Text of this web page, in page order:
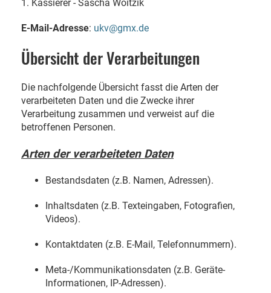
1. Kassierer - Sascha Woitzik
E-Mail-Adresse: ukv@gmx.de
Übersicht der Verarbeitungen
Die nachfolgende Übersicht fasst die Arten der
verarbeiteten Daten und die Zwecke ihrer
Verarbeitung zusammen und verweist auf die
betroffenen Personen.
Arten der verarbeiteten Daten
Bestandsdaten (z.B. Namen, Adressen).
Inhaltsdaten (z.B. Texteingaben, Fotografien,
Videos).
Kontaktdaten (z.B. E-Mail, Telefonnummern).
Meta-/Kommunikationsdaten (z.B. Geräte-
Informationen, IP-Adressen).